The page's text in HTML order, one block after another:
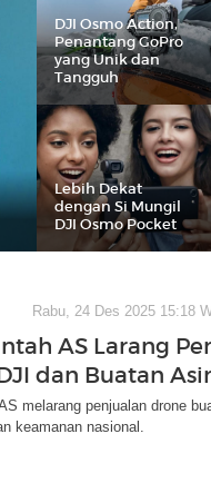
DJI Osmo Action,
Penantang GoPro
yang Unik dan
Tangguh
Lebih Dekat
dengan Si Mungil
DJI Osmo Pocket
Rabu, 24 Des 2025 15:18
AS Larang
dan Buatan
melarang penjualan drone
keamanan nasional.